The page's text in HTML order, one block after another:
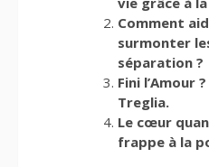
Comment
surmonter
séparation ?
Fini l’Amour
Treglia.
Le cœur
frappe à la